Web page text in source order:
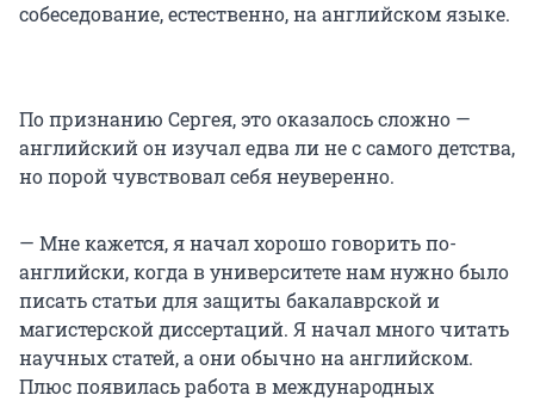
собеседование, естественно, на английском языке.
По признанию Сергея, это оказалось сложно —
английский он изучал едва ли не с самого детства,
но порой чувствовал себя неуверенно.
— Мне кажется, я начал хорошо говорить по-
английски, когда в университете нам нужно было
писать статьи для защиты бакалаврской и
магистерской диссертаций. Я начал много читать
научных статей, а они обычно на английском.
Плюс появилась работа в международных